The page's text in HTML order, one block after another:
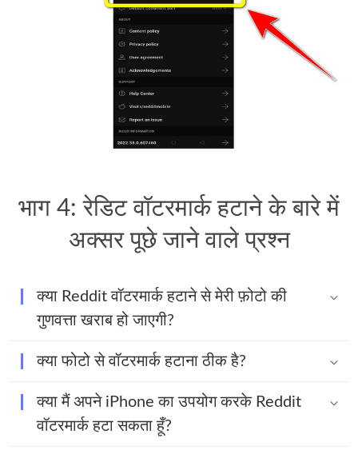
भाग 4: रेडिट वॉटरमार्क हटाने के बारे में
अक्सर पूछे जाने वाले प्रश्न
क्या Reddit वॉटरमार्क हटाने से मेरी फ़ोटो की
गुणवत्ता खराब हो जाएगी?
क्या फोटो से वॉटरमार्क हटाना ठीक है?
क्या मैं अपने iPhone का उपयोग करके Reddit
वॉटरमार्क हटा सकता हूँ?